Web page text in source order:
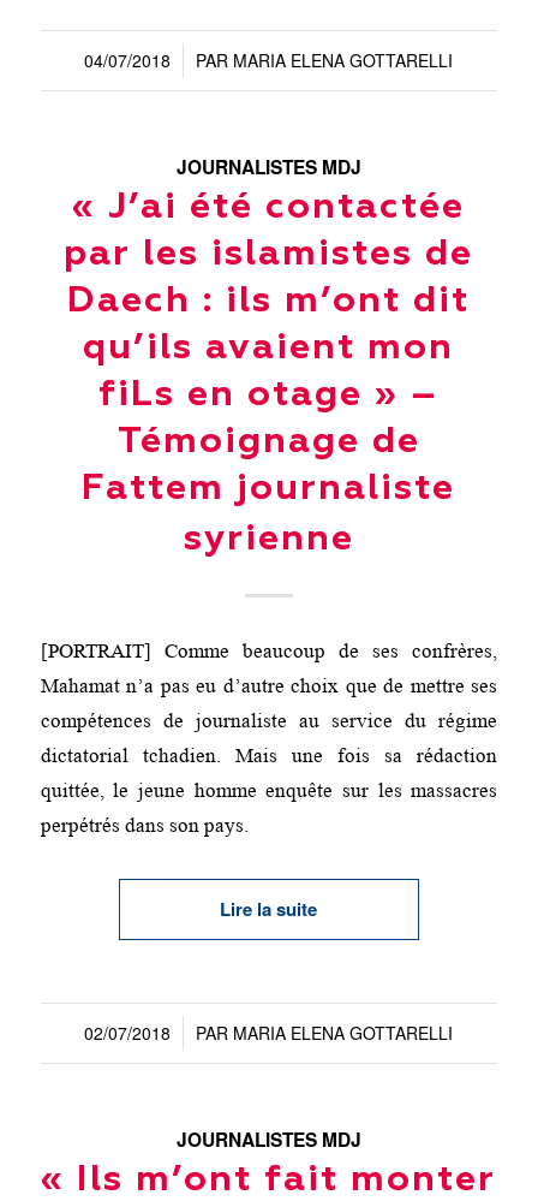
04/07/2018
/ PAR MARIA ELENA GOTTARELLI
JOURNALISTES MDJ
« J’ai été contactée
par les islamistes de
Daech : ils m’ont dit
qu’ils avaient mon
fiLs en otage » –
Témoignage de
Fattem journaliste
syrienne
[PORTRAIT] Comme beaucoup de ses confrères,
Mahamat n’a pas eu d’autre choix que de mettre ses
compétences de journaliste au service du régime
dictatorial tchadien. Mais une fois sa rédaction
quittée, le jeune homme enquête sur les massacres
perpétrés dans son pays.
Lire la suite
02/07/2018
/ PAR MARIA ELENA GOTTARELLI
JOURNALISTES MDJ
« Ils m’ont fait monter